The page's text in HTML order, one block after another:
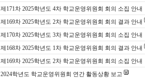
제171차 2025학년도 4차 학교운영위원회 회의 소집 안내
제169차 2025학년도 2차 학교운영위원회 회의 결과 안내
제170차 2025학년도 3차 학교운영위원회 회의 소집 안내
제168차 2025학년도 1차 학교운영위원회 회의 결과 안내
제169차 2025학년도 2차 학교운영위원회 회의 소집 안내
2024학년도 학교운영위원회 연간 활동상황 보고